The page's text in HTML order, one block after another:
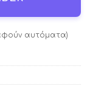
αυτόματα)